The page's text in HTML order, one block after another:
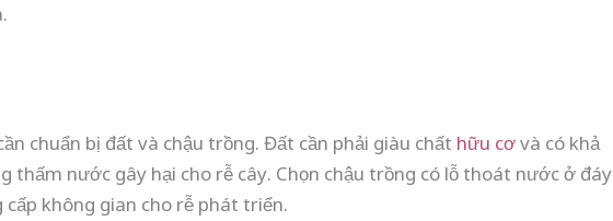
chuẩn bị đất và chậu trồng. Đất cần phải giàu chất hữu cơvà có khả
nước gây hại cho rễ cây. Chọn chậu trồng có lỗ thoát nước ở đáy
không gian cho rễ phát triển.